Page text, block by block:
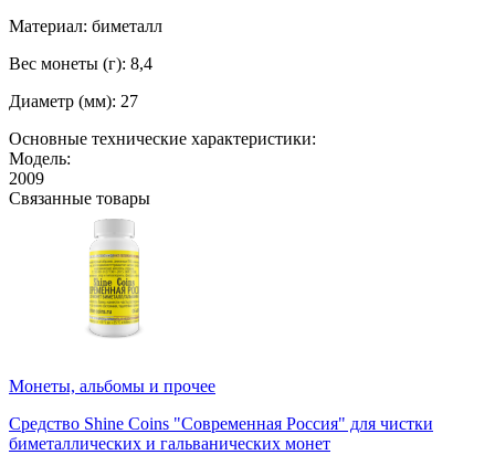
Материал: биметалл
Вес монеты (г): 8,4
Диаметр (мм): 27
Основные технические характеристики:
Модель:
2009
Связанные товары
Монеты, альбомы и прочее
Средство Shine Coins "Современная Россия" для чистки
биметаллических и гальванических монет